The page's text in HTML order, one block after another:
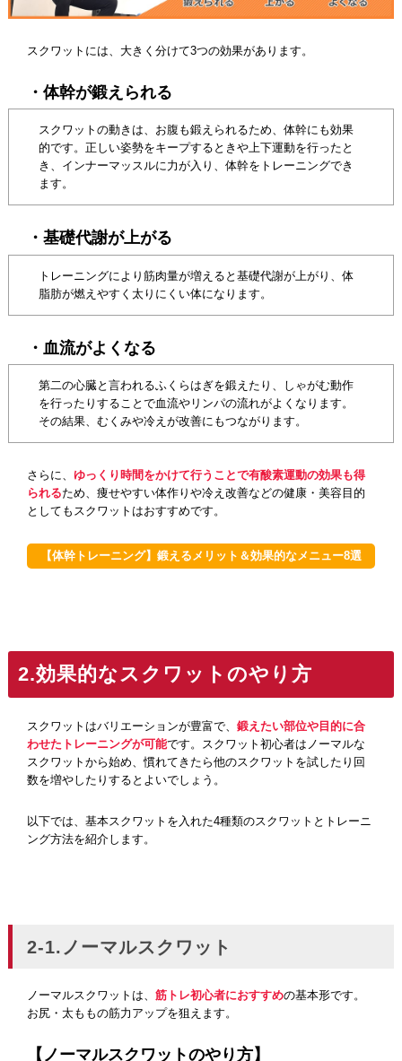
スクワットには、大きく分けて3つの効果があります。
・体幹が鍛えられる
スクワットの動きは、お腹も鍛えられるため、体幹にも効果
的です。正しい姿勢をキープするときや上下運動を行ったと
き、インナーマッスルに力が入り、体幹をトレーニングでき
ます。
・基礎代謝が上がる
トレーニングにより筋肉量が増えると基礎代謝が上がり、体
脂肪が燃えやすく太りにくい体になります。
・血流がよくなる
第二の心臓と言われるふくらはぎを鍛えたり、しゃがむ動作
を行ったりすることで血流やリンパの流れがよくなります。
その結果、むくみや冷えが改善にもつながります。
さらに、ゆっくり時間をかけて行うことで有酸素運動の効果も得
られるため、痩せやすい体作りや冷え改善などの健康・美容目的
としてもスクワットはおすすめです。
【体幹トレーニング】鍛えるメリット＆効果的なメニュー8選
2.効果的なスクワットのやり方
スクワットはバリエーションが豊富で、鍛えたい部位や目的に合
わせたトレーニングが可能です。スクワット初心者はノーマルな
スクワットから始め、慣れてきたら他のスクワットを試したり回
数を増やしたりするとよいでしょう。
以下では、基本スクワットを入れた4種類のスクワットとトレーニ
ング方法を紹介します。
2-1.ノーマルスクワット
ノーマルスクワットは、筋トレ初心者におすすめの基本形です。
お尻・太ももの筋力アップを狙えます。
【ノーマルスクワットのやり方】